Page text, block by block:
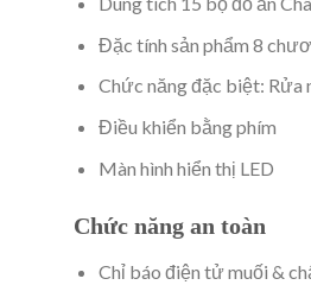
Đặc tính sản phẩm 8
Chức năng đặc biệt: Rửa
Điều khiển bằng phím
Màn hình hiển thị LED
Chức năng an toàn
Chỉ báo điện tử muối &